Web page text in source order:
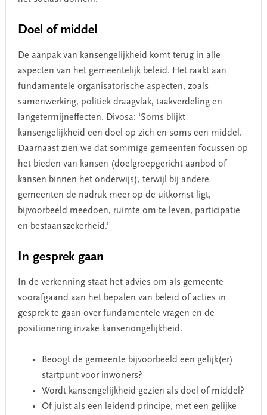
Doel of middel
De aanpak van kansengelijkheid komt terug in alle
aspecten van het gemeentelijk beleid. Het raakt aan
fundamentele organisatorische aspecten, zoals
samenwerking, politiek draagvlak, taakverdeling en
langetermijneffecten. Divosa: ‘Soms blijkt
kansengelijkheid een doel op zich en soms een middel.
Daarnaast zien we dat sommige gemeenten focussen op
het bieden van kansen (doelgroepgericht aanbod of
kansen binnen het onderwijs), terwijl bij andere
gemeenten de nadruk meer op de uitkomst ligt,
bijvoorbeeld meedoen, ruimte om te leven, participatie
en bestaanszekerheid.’
In gesprek gaan
In de verkenning staat het advies om als gemeente
voorafgaand aan het bepalen van beleid of acties in
gesprek te gaan over fundamentele vragen en de
positionering inzake kansenongelijkheid.
Beoogt de gemeente bijvoorbeeld een gelijk(er)
startpunt voor inwoners?
Wordt kansengelijkheid gezien als doel of middel?
Of juist als een leidend principe, met een gelijke